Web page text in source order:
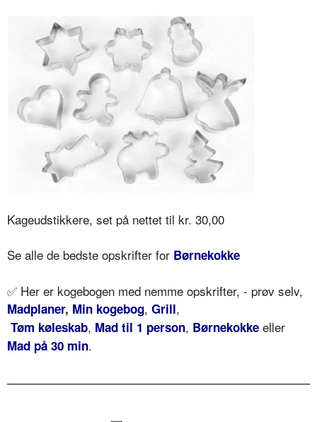
Kageudstikkere, set på nettet til kr. 30,00
Se alle de bedste opskrifter for Børnekokke
✅ Her er kogebogen med nemme opskrifter, - prøv selv,
Madplaner, Min kogebog, Grill,
Tøm køleskab, Mad til 1 person, Børnekokke eller
Mad på 30 min.